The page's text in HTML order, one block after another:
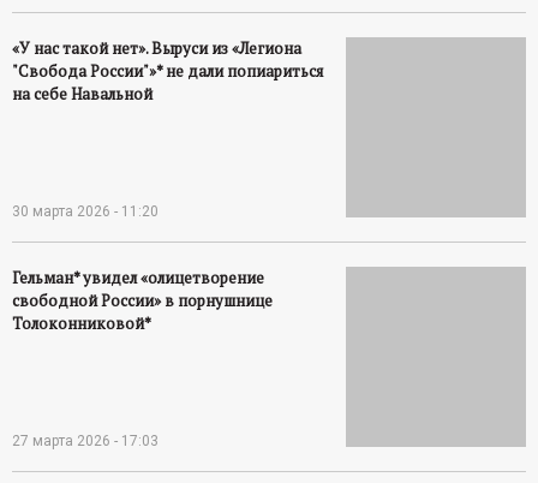
«У нас такой нет». Выруси из «Легиона
"Свобода России"»* не дали попиариться
на себе Навальной
30 марта 2026 - 11:20
Гельман* увидел «олицетворение
свободной России» в порнушнице
Толоконниковой*
27 марта 2026 - 17:03